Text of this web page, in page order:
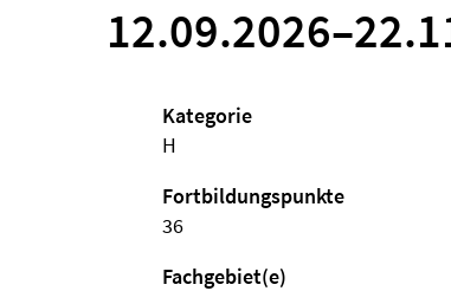
12.09.2026–
Kategorie
H
Fortbildungspunkte
36
Fachgebiet(e)